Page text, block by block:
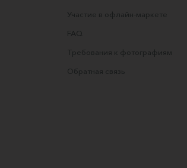
Участие в офлайн-маркете
FAQ
Требования к фотографиям
Обратная связь